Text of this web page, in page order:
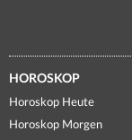
HOROSKOP
Horoskop Heute
Horoskop Morgen